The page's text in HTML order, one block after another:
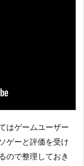
はゲームユーザー
ゲーと評価を受け
ので整理しておき